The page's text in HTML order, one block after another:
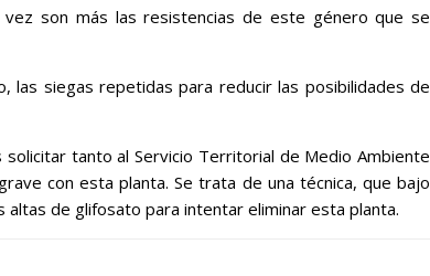
son más las resistencias de este género que se
las siegas repetidas para reducir las posibilidades de
tanto al Servicio Territorial de Medio Ambiente
con esta planta. Se trata de una técnica, que bajo
de glifosato para intentar eliminar esta planta.